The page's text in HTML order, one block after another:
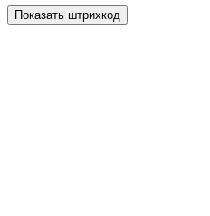
Показать штрихкод